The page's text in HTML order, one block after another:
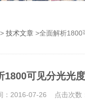
>技术文章 >全面解析1800
1800可见分光光
：2016-07-26 点击次数